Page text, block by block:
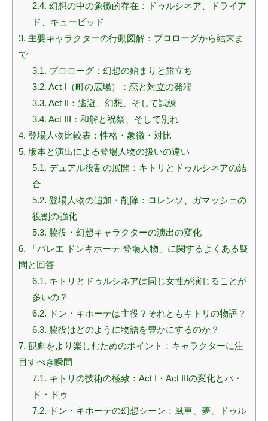
2.4. 幻想の中の象徴的存在：ドゥルシネア、ドライア
ド、キューピッド
3. 主要キャラクターの行動図解：プロローグから結末ま
で
3.1. プロローグ：幻想の始まりと旅立ち
3.2. Act I（町の広場）：恋と対立の発端
3.3. Act II：逃避、幻想、そして試練
3.4. Act III：和解と祝祭、そして別れ
4. 登場人物比較表：性格・象徴・対比
5. 版本と演出による登場人物の扱いの違い
5.1. デュアル役割の展開：キトリとドゥルシネアの結
合
5.2. 登場人物の追加・削除：ロレンソ、ガマッシェの
役割の強化
5.3. 脇役・幻想キャラクターの演出の変化
6. 「バレエ ドンキホーテ 登場人物」に関するよくある疑
問と回答
6.1. キトリとドゥルシネアは同じ女性が演じることが
多いの？
6.2. ドン・キホーテは主役？それともキトリの物語？
6.3. 脇役はどのように物語を豊かにするのか？
7. 観劇をより楽しむためのポイント：キャラクターに注
目すべき瞬間
7.1. キトリの技術の極致：Act I・Act IIIの変化とパ・
ド・ドゥ
7.2. ドン・キホーテの幻想シーン：風車、夢、ドゥル